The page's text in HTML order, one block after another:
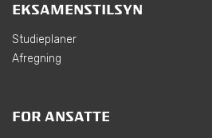
EKSAMENSTILSYN
Studieplaner
Afregning
FOR ANSATTE